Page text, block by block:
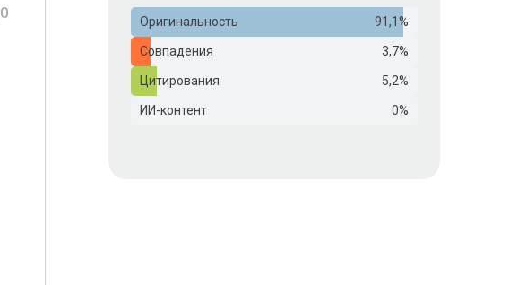
0 Оригинальность 91,1%
Совпадения 3,7%
Цитирования 5,2%
ИИ-контент 0%